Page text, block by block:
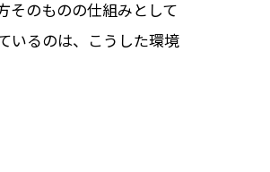
そのものの仕組みとして
いるのは、こうした環境